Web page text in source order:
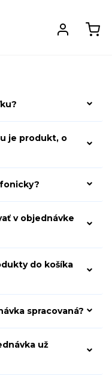
je produkt, o
v objednávke
do košíka
spracovaná?
už